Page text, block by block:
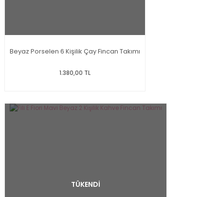
Beyaz Porselen 6 Kişilik Çay Fincan Takımı
1.380,00 TL
TÜKENDİ